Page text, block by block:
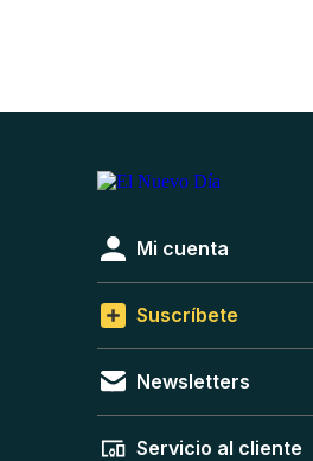
Mi cuenta
Suscríbete
Newsletters
Servicio al cliente